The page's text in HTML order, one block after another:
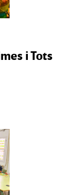
i Tots